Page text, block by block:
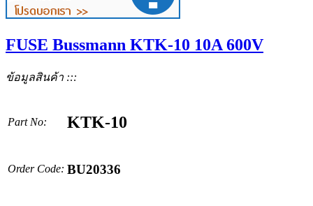
FUSE Bussmann KTK-10 10A 600V
ข้อมูลสินค้า :::
Part No: KTK-10
Order Code: BU20336